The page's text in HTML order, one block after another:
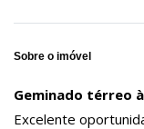
Sobre o imóvel
Geminado térreo
Excelente